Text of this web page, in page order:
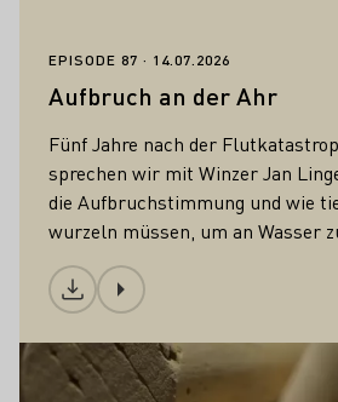
EPISODE 87 14.07.2026
Aufbruch an der Ahr
Fünf Jahre nach der
sprechen wir mit Winzer Jan
die Aufbruchstimmung und wie
wurzeln müssen, um an Wasser
Download
Unser Wein
Mehr erfahren